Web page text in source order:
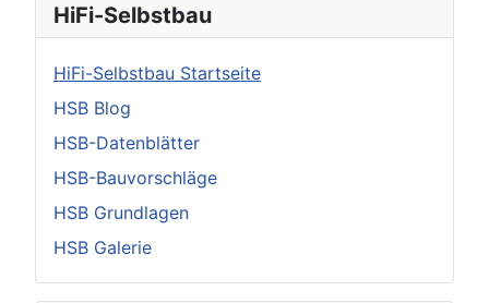
HiFi-Selbstbau
HiFi-Selbstbau Startseite
HSB Blog
HSB-Datenblätter
HSB-Bauvorschläge
HSB Grundlagen
HSB Galerie